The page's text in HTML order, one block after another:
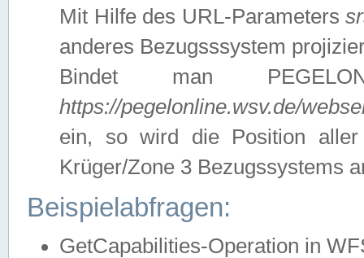
Mit Hilfe des URL-Parameters
anderes Bezugsssystem
Bindet man
https://pegelonline.wsv.de/
ein, so wird die Position
Krüger/Zone 3 Bezugssystems
Beispielabfragen:
GetCapabilities-Operation in